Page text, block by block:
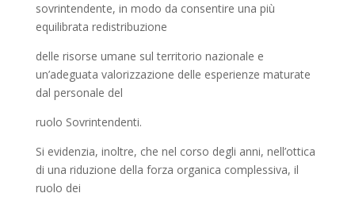
sovrintendente, in modo da consentire una più
equilibrata redistribuzione
delle risorse umane sul territorio nazionale e
un’adeguata valorizzazione delle esperienze maturate
dal personale del
ruolo Sovrintendenti.
Si evidenzia, inoltre, che nel corso degli anni, nell’ottica
di una riduzione della forza organica complessiva, il
ruolo dei